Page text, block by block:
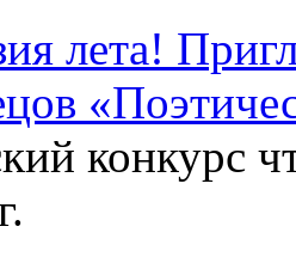
лета!
конкурс